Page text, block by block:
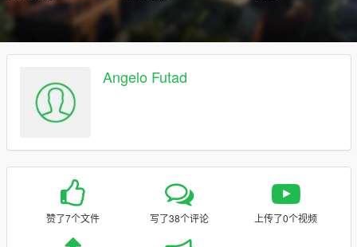
Angelo Futad
赞了7个文件 写了38个评论 上传了0个视频